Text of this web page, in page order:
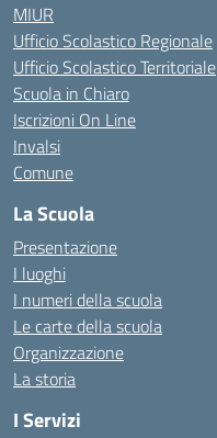
MIUR
Ufficio Scolastico Regionale
Ufficio Scolastico Territoriale
Scuola in Chiaro
Iscrizioni On Line
Invalsi
Comune
La Scuola
Presentazione
I luoghi
I numeri della scuola
Le carte della scuola
Organizzazione
La storia
I Servizi